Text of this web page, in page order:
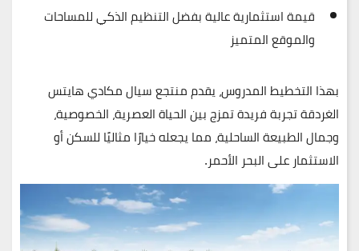
قيمة استثمارية عالية بفضلالتنظيم الذكي للمساحات
والموقع المتميز
بهذا التخطيط المدروس، يقدممنتجع سيال مكادي هايتس
الغردقةتجربة فريدة تمزج بينالحياة العصرية، الخصوصية،
وجمال الطبيعة الساحلية، مما يجعله خيارًا مثاليًا للسكن أو
الاستثمار على البحر الأحمر.